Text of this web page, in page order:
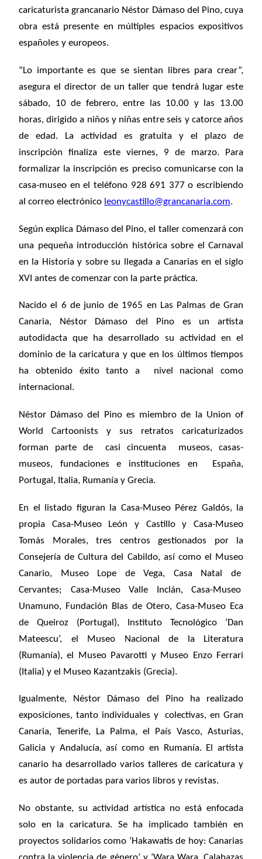
caricaturista grancanario Néstor Dámaso del Pino, cuya
obra está presente en múltiples espacios expositivos
españoles y europeos.
“Lo importante es que se sientan libres para crear”,
asegura el director de un taller que tendrá lugar este
sábado, 10 de febrero, entre las 10.00 y las 13.00
horas, dirigido a niños y niñas entre seis y catorce años
de edad. La actividad es gratuita y el plazo de
inscripción finaliza este viernes, 9 de marzo. Para
formalizar la inscripción es preciso comunicarse con la
casa-museo en el teléfono 928 691 377 o escribiendo
al correo electrónico leonycastillo@grancanaria.com.
Según explica Dámaso del Pino, el taller comenzará con
una pequeña introducción histórica sobre el Carnaval
en la Historia y sobre su llegada a Canarias en el siglo
XVI antes de comenzar con la parte práctica.
Nacido el 6 de junio de 1965 en Las Palmas de Gran
Canaria, Néstor Dámaso del Pino es un artista
autodidacta que ha desarrollado su actividad en el
dominio de la caricatura y que en los últimos tiempos
ha obtenido éxito tanto a nivel nacional como
internacional.
Néstor Dámaso del Pino es miembro de la Union of
World Cartoonists y sus retratos caricaturizados
forman parte de casi cincuenta museos, casas-
museos, fundaciones e instituciones en España,
Portugal, Italia, Rumanía y Grecia.
En el listado figuran la Casa-Museo Pérez Galdós, la
propia Casa-Museo León y Castillo y Casa-Museo
Tomás Morales, tres centros gestionados por la
Consejería de Cultura del Cabildo, así como el Museo
Canario, Museo Lope de Vega, Casa Natal de
Cervantes; Casa-Museo Valle Inclán, Casa-Museo
Unamuno, Fundación Blas de Otero, Casa-Museo Eca
de Queiroz (Portugal), Instituto Tecnológico ‘Dan
Mateescu’, el Museo Nacional de la Literatura
(Rumanía), el Museo Pavarotti y Museo Enzo Ferrari
(Italia) y el Museo Kazantzakis (Grecia).
Igualmente, Néstor Dámaso del Pino ha realizado
exposiciones, tanto individuales y colectivas, en Gran
Canaria, Tenerife, La Palma, el País Vasco, Asturias,
Galicia y Andalucía, así como en Rumanía. El artista
canario ha desarrollado varios talleres de caricatura y
es autor de portadas para varios libros y revistas.
No obstante, su actividad artística no está enfocada
solo en la caricatura. Se ha implicado también en
proyectos solidarios como ‘Hakawatis de hoy: Canarias